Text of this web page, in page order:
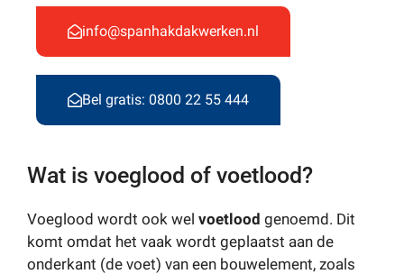
info@spanhakdakwerken.nl
Bel gratis: 0800 22 55 444
Wat is voeglood of voetlood?
Voeglood wordt ook wel voetlood genoemd. Dit
komt omdat het vaak wordt geplaatst aan de
onderkant (de voet) van een bouwelement, zoals